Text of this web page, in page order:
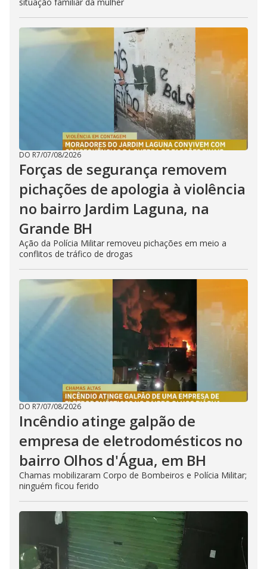
DO R7/07/08/2026
Forças de segurança removem
pichações de apologia à violência
no bairro Jardim Laguna, na
Grande BH
Ação da Polícia Militar removeu pichações em meio a
conflitos de tráfico de drogas
DO R7/07/08/2026
Incêndio atinge galpão de
empresa de eletrodomésticos no
bairro Olhos d'Água, em BH
Chamas mobilizaram Corpo de Bombeiros e Polícia Militar;
ninguém ficou ferido